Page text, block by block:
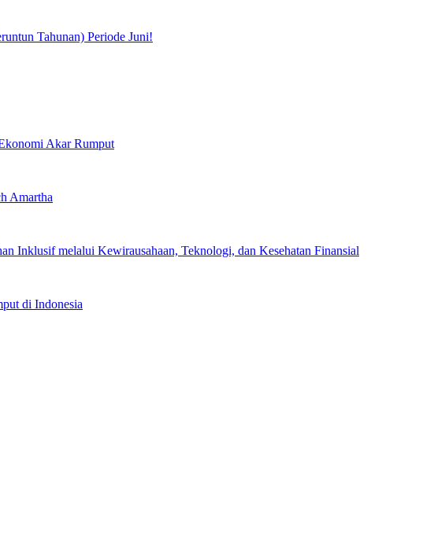
Tahunan) Periode Juni!
Akar Rumput
Amartha
Inklusif melalui Kewirausahaan, Teknologi, dan Kesehatan Finansial
di Indonesia